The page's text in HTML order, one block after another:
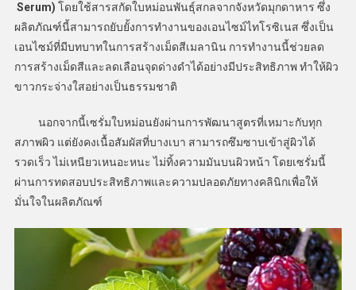
Serum) โดยใช้สารสกัดใบหม่อนพันธุ์สกลจากจังหวัดมุกดาหาร ซึ่ง
ผลิตภัณฑ์นี้สามารถยับยั้งการทำงานของเอนไซม์ไทโรซิเนส ซึ่งเป็น
เอนไซม์ที่มีบทบาทในการสร้างเม็ดสีเมลานิน การทำงานนี้ช่วยลด
การสร้างเม็ดสีและลดเลือนจุดด่างดำได้อย่างมีประสิทธิภาพ ทำให้ผิว
ขาวกระจ่างใสอย่างเป็นธรรมชาติ
นอกจากนี้เซรั่มใบหม่อนยังผ่านการพัฒนาสูตรที่เหมาะกับทุก
สภาพผิว แต่ยังคงเนื้อสัมผัสที่บางเบา สามารถซึมซาบเข้าสู่ผิวได้
รวดเร็ว ไม่เหนียวเหนอะหนะ ไม่ทิ้งความมันบนผิวหน้า โดยเซรั่มนี้
ผ่านการทดสอบประสิทธิภาพและความปลอดภัยทางคลินิกเพื่อให้
มั่นใจในผลิตภัณฑ์